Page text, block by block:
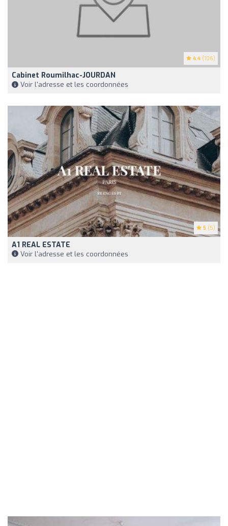
4.4 (106)
Cabinet Roumilhac-JOURDAN
Voir l'adresse et les coordonnées
5 (5)
A1 REAL ESTATE
Voir l'adresse et les coordonnées